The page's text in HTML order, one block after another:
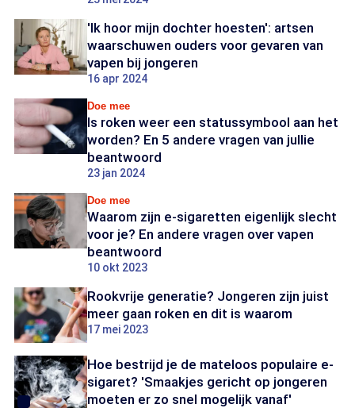
'Ik hoor mijn dochter hoesten': artsen
waarschuwen ouders voor gevaren van
vapen bij jongeren
16 apr 2024
Doe mee
Is roken weer een statussymbool aan het
worden? En 5 andere vragen van jullie
beantwoord
23 jan 2024
Doe mee
Waarom zijn e-sigaretten eigenlijk slecht
voor je? En andere vragen over vapen
beantwoord
10 okt 2023
Rookvrije generatie? Jongeren zijn juist
meer gaan roken en dit is waarom
17 mei 2023
Hoe bestrijd je de mateloos populaire e-
sigaret? 'Smaakjes gericht op jongeren
moeten er zo snel mogelijk vanaf'